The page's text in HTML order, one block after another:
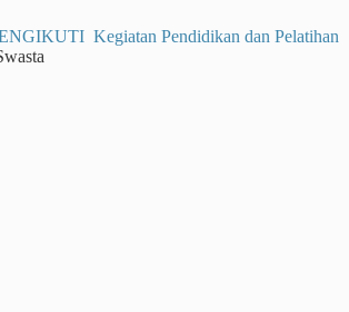
Kegiatan Pendidikan dan Pelatihan